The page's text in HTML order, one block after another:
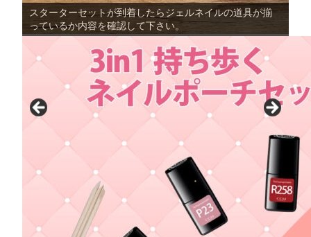
スターターセットが到着したらジェルネイルの道具が揃
っているか内容を確認して下さい。